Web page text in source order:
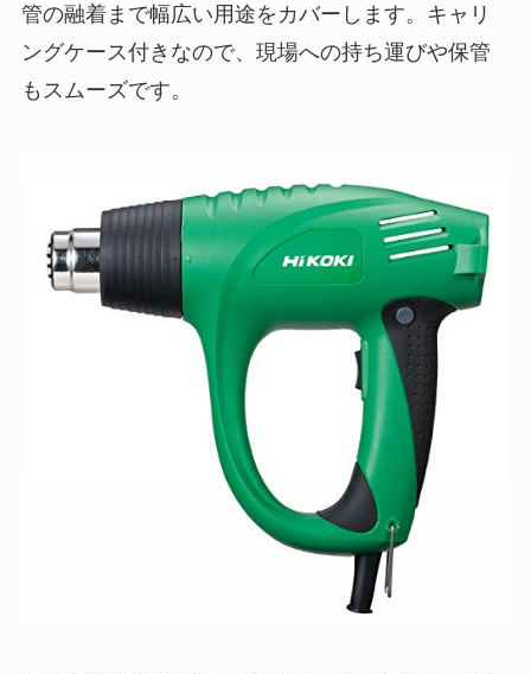
管の融着まで幅広い用途をカバーします。キャリ
ングケース付きなので、現場への持ち運びや保管
もスムーズです。